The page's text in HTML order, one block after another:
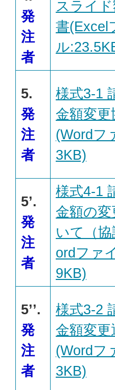
発
注
者
スライ
書(Excel
ル
5.
発
注
者
様式3-1
金額変更
(Wordフ
3KB)
5’.
発
注
者
様式4-1
金額の変
いて（
ordファ
9KB)
5’’.
発
注
者
様式3-2
金額変更
(Wordフ
3KB)